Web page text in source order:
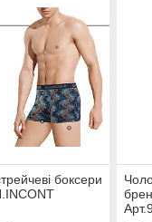
боксери